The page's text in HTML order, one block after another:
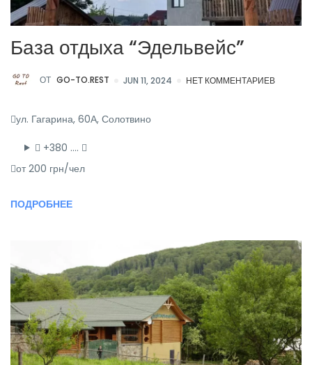
База отдыха “Эдельвейс”
ОТ GO-TO.REST JUN 11, 2024 НЕТ КОММЕНТАРИЕВ
ул. Гагарина, 60А, Солотвино
+380 ….
от 200 грн/чел
ПОДРОБНЕЕ